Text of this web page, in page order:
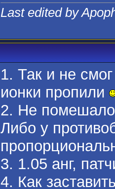
Last edited by
1. Так и не
ионки пропили
2. Не
Либо у
3. 1.05 анг,
4. Как